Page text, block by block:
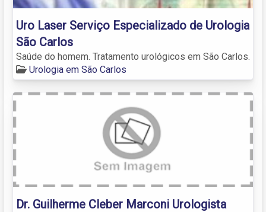
Uro Laser Serviço Especializado de Urologia
São Carlos
Saúde do homem. Tratamento urológicos em São Carlos.
Urologia em São Carlos
Dr. Guilherme Cleber Marconi Urologista